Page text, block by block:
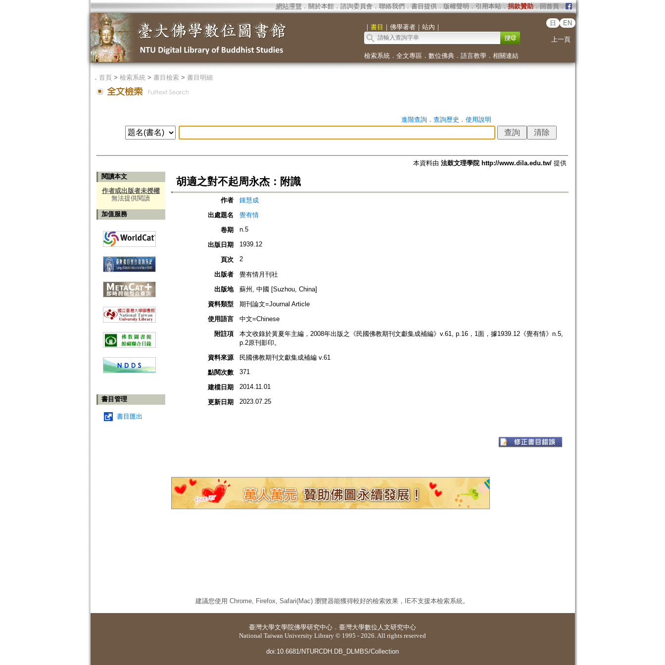
網站導覽 ． 關於本館． 諮詢委員會． 聯絡我們 ． 書目提供． 版權聲明 ． 引用本站． 捐款贊助．回首頁．
｜ 書目 ｜ 佛學著者｜ 站內 ｜
日 EN
上一頁
檢索系統． 全文專區 ． 數位佛典． 語言教學． 相關連結
． 首頁> 檢索系統> 書目檢索> 書目明細
進階查詢． 查詢歷史 ． 使用說明
本資料由 法鼓文理學院 http://www.dila.edu.tw/提供
閱讀本文
作者或出版者未授權
無法提供閱讀
加值服務
書目管理
書目匯出
胡適之對不起周永杰：附識
作者
鍾慧成
出處題名
覺有情
卷期
n.5
出版日期 1939.12
頁次 2
出版者
覺有情月刊社
出版地
蘇州, 中國 [Suzhou, China]
資料類型
期刊論文=Journal Article
使用語言
中文=Chinese
附註項
本文收錄於黃夏年主編，2008年出版之《民國佛教期刊文獻集成補編》v.61, p.16，1面，據1939.12《覺有情》n.5,
p.2原刊影印。
資料來源
民國佛教期刊文獻集成補編 v.61
點閱次數
371
建檔日期 2014.11.01
更新日期 2023.07.25
建議您使用 Chrome, Firefox, Safari(Mac) 瀏覽器能獲得較好的檢索效果，IE不支援本檢索系統。
臺灣大學文學院佛學研究中心 ． 臺灣大學數位人文研究中心
National Taiwan University Library © 1995 - 2026. All rights reserved
doi:10.6681/NTURCDH.DB_DLMBS/Collection